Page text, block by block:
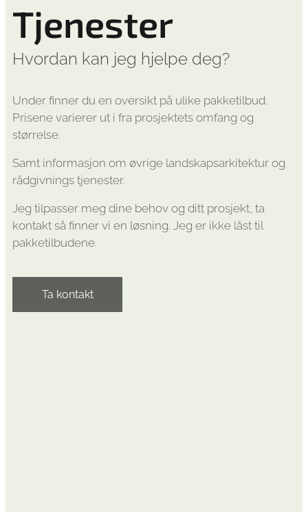
Tjenester
Hvordan kan jeg hjelpe deg?
Under finner du en oversikt på ulike pakketilbud.
Prisene varierer ut i fra prosjektets omfang og
størrelse.
Samt informasjon om øvrige landskapsarkitektur og
rådgivnings tjenester.
Jeg tilpasser meg dine behov og ditt prosjekt, ta
kontakt så finner vi en løsning. Jeg er ikke låst til
pakketilbudene.
Ta kontakt